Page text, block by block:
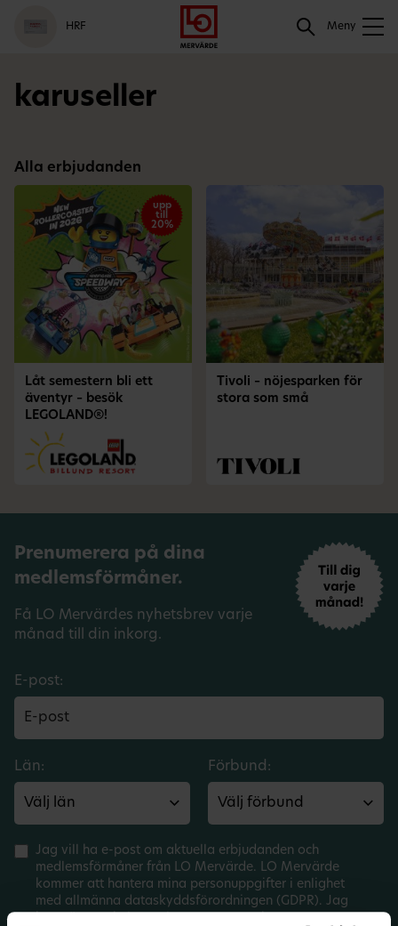
Gå
till
meny
Logga
in
Hoppa
till
innehåll
HRF Meny
Sök
karuseller
Alla erbjudanden
upp
till
20%
Låt semestern bli ett
äventyr – besök
LEGOLAND®!
Tivoli – nöjesparken för
stora som små
Prenumerera på dina
medlemsförmåner.
Få LO Mervärdes nyhetsbrev varje
månad till din inkorg.
E-post:
Län: Förbund:
Jag vill ha e-post om aktuella erbjudanden och
medlemsförmåner från LO Mervärde. LO Mervärde
kommer att hantera mina personuppgifter i enlighet
med allmänna dataskyddsförordningen (GDPR). Jag